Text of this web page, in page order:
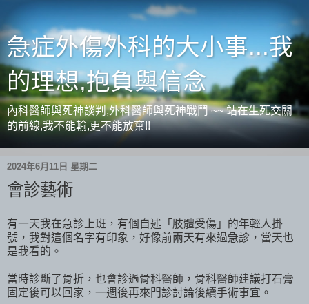
急症外傷外科的大小事...我
的理想,抱負與信念
內科醫師與死神談判,外科醫師與死神戰鬥 ~~ 站在生死交關
的前線,我不能輸,更不能放棄!!
2024年6月11日 星期二
會診藝術
有一天我在急診上班，有個自述「肢體受傷」的年輕人掛
號，我對這個名字有印象，好像前兩天有來過急診，當天也
是我看的。
當時診斷了骨折，也會診過骨科醫師，骨科醫師建議打石膏
固定後可以回家，一週後再來門診討論後續手術事宜。